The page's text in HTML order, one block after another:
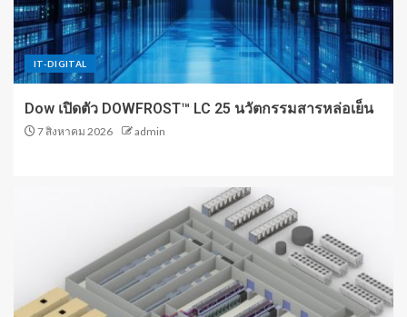
IT-DIGITAL
Dow เปิดตัว DOWFROST™ LC 25 นวัตกรรมสารหล่อเย็น
7 สิงหาคม 2026 admin